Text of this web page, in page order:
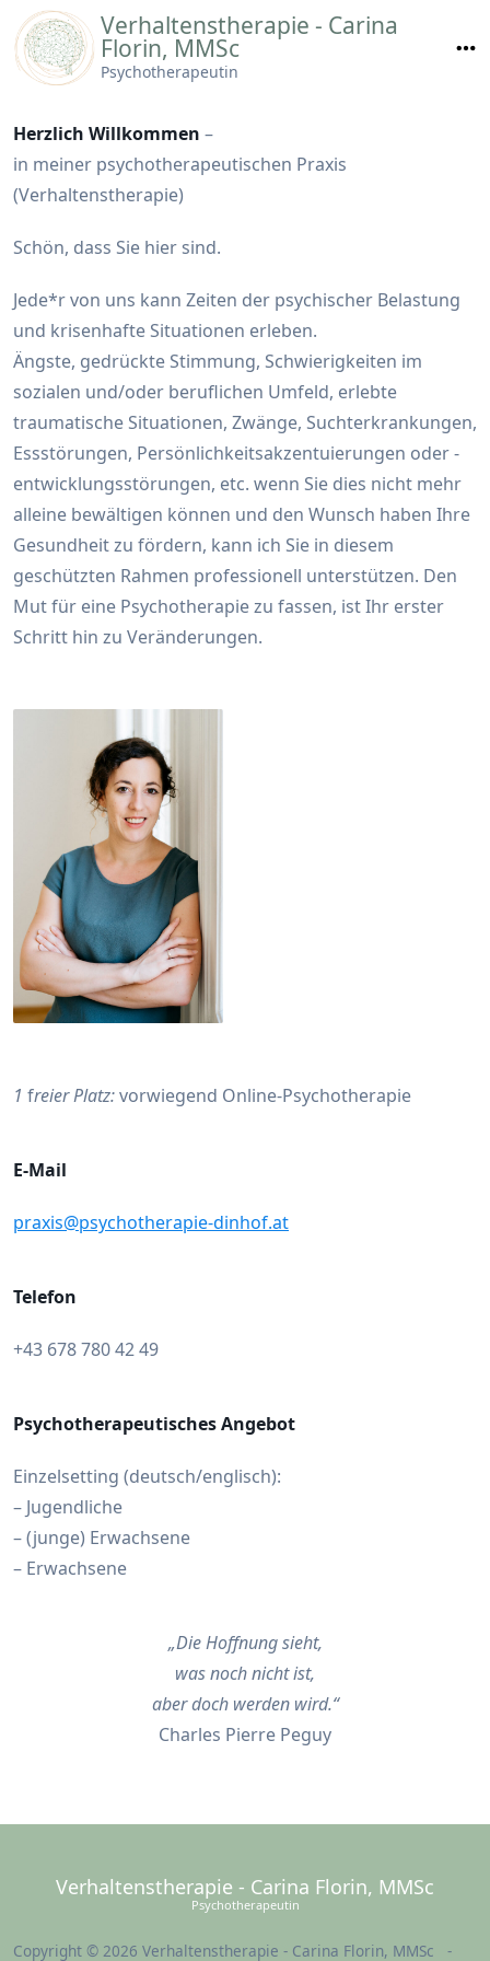
Skip
to
content
Verhaltenstherapie - Carina
Florin, MMSc
Psychotherapeutin
Herzlich Willkommen –
in meiner psychotherapeutischen Praxis
(Verhaltenstherapie)
Schön, dass Sie hier sind.
Jede*r von uns kann Zeiten der psychischer Belastung
und krisenhafte Situationen erleben.
Ängste, gedrückte Stimmung, Schwierigkeiten im
sozialen und/oder beruflichen Umfeld, erlebte
traumatische Situationen, Zwänge, Suchterkrankungen,
Essstörungen, Persönlichkeitsakzentuierungen oder -
entwicklungsstörungen, etc. wenn Sie dies nicht mehr
alleine bewältigen können und den Wunsch haben Ihre
Gesundheit zu fördern, kann ich Sie in diesem
geschützten Rahmen professionell unterstützen. Den
Mut für eine Psychotherapie zu fassen, ist Ihr erster
Schritt hin zu Veränderungen.
1 freier Platz:vorwiegend Online-Psychotherapie
E-Mail
praxis@psychotherapie-dinhof.at
Telefon
+43 678 780 42 49
Psychotherapeutisches Angebot
Einzelsetting (deutsch/englisch):
– Jugendliche
– (junge) Erwachsene
– Erwachsene
„Die Hoffnung sieht,
was noch nicht ist,
aber doch werden wird.“
Charles Pierre Peguy
Verhaltenstherapie - Carina Florin, MMSc
Psychotherapeutin
Copyright © 2026 Verhaltenstherapie - Carina Florin, MMSc -